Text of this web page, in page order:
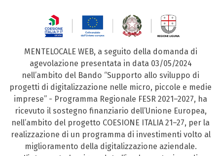
MENTELOCALE WEB, a seguito della domanda di
agevolazione presentata in data 03/05/2024
nell’ambito del Bando “Supporto allo sviluppo di
progetti di digitalizzazione nelle micro, piccole e medie
imprese” - Programma Regionale FESR 2021–2027, ha
ricevuto il sostegno finanziario dell’Unione Europea,
nell’ambito del progetto COESIONE ITALIA 21–27, per la
realizzazione di un programma di investimenti volto al
miglioramento della digitalizzazione aziendale.